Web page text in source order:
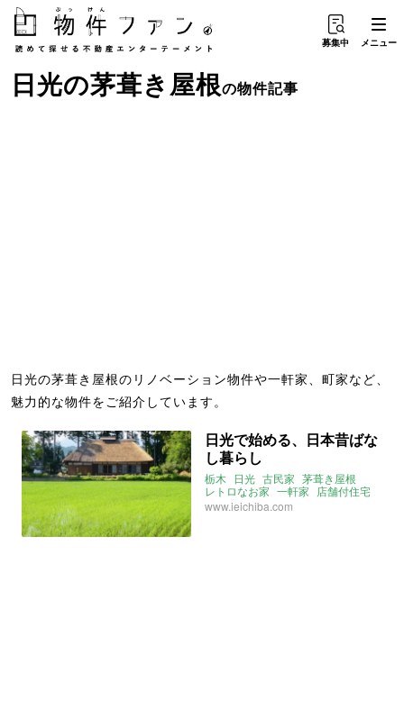
募集中 メニュー
日光の茅葺き屋根の物件記事
日光の茅葺き屋根のリノベーション物件や一軒家、町家など、
魅力的な物件をご紹介しています。
日光で始める、日本昔ばな
し暮らし
栃木 日光 古民家 茅葺き屋根
レトロなお家 一軒家
店舗付住宅
店舗 事務所 平屋
www.ieichiba.com